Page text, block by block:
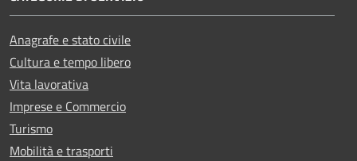
Anagrafe e stato civile
Cultura e tempo libero
Vita lavorativa
Imprese e Commercio
Turismo
Mobilità e trasporti